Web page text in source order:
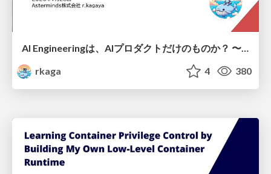
AI Engineeringは、AIプロダクトだけのものか？ 〜AIがソフトウェアを作る時代の新しい当たり前〜 / No AI in your product. AI Engineering in your development.
rkaga
4 380